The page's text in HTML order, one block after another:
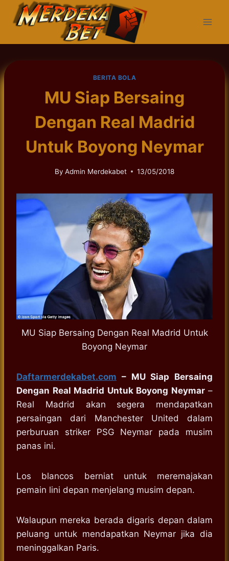
BERITA BOLA
MU Siap Bersaing
Dengan Real Madrid
Untuk Boyong Neymar
By Admin Merdekabet 13/05/2018
MU Siap Bersaing Dengan Real Madrid Untuk
Boyong Neymar
Daftarmerdekabet.com – MU Siap Bersaing
Dengan Real Madrid Untuk Boyong Neymar–
Real Madrid akan segera mendapatkan
persaingan dari Manchester United dalam
perburuan striker PSG Neymar pada musim
panas ini.
Los blancos berniat untuk meremajakan
pemain lini depan menjelang musim depan.
Walaupun mereka berada digaris depan dalam
peluang untuk mendapatkan Neymar jika dia
meninggalkan Paris.